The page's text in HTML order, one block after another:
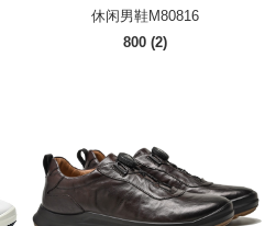
休闲男鞋M80816
800 (2)